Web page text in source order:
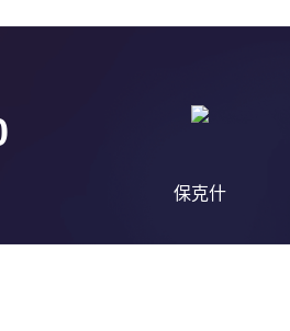
保克什